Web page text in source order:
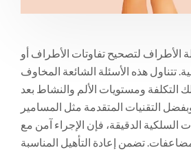
الأطراف لتصحيح تفاوتات الأطراف أو
تتناول هذه الأسئلة الشائعة المخاوف
التكلفة ومستويات الألم والنشاط بعد
التقنيات المتقدمة مثل المسامير
السلكية الدقيقة، فإن الإجراء آمن مع
تضمن إعادة التأهيل المناسبة